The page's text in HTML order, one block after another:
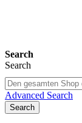
Search
Search
Advanced Search
Search